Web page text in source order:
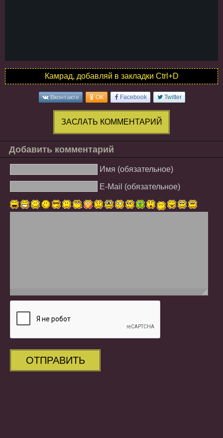
Камрад, добавляй в закладки Ctrl+D
Вконтакте OK Facebook Twitter
ЗАСЛАТЬ КОММЕНТАРИЙ
Добавить комментарий
Имя (обязательное)
E-Mail (обязательное)
ОТПРАВИТЬ